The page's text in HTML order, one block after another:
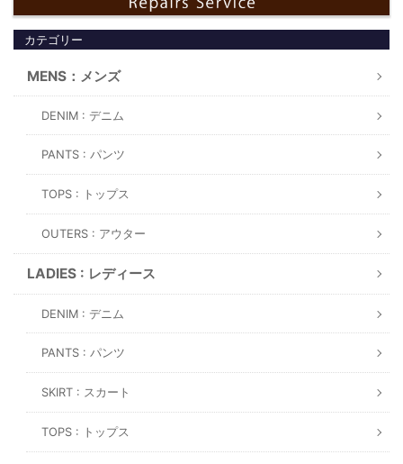
カテゴリー
MENS：メンズ
DENIM : デニム
PANTS : パンツ
TOPS : トップス
OUTERS : アウター
LADIES : レディース
DENIM : デニム
PANTS : パンツ
SKIRT : スカート
TOPS : トップス